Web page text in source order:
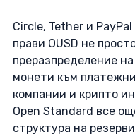
Circle, Tether и
прави OUSD не
преразпределение
монети към
компании и крипто
Open Standard все
структура на